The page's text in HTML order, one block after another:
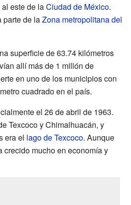
al este de laCiudad de México.
parte de laZona metropolitana del
superficie de 63.74 kilómetros
allí más de 1 millón de
en uno de los municipios con
cuadrado en el país.
el 26 de abril de 1963.
Texcoco y Chimalhuacán, y
era el lago de Texcoco. Aunque
crecido mucho en economía y